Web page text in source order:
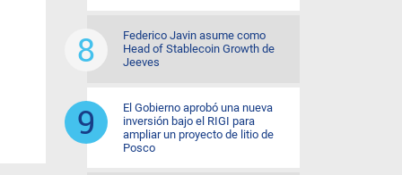
Federico Javin asume como
Head of Stablecoin Growth de
Jeeves
El Gobierno aprobó una nueva
inversión bajo el RIGI para
ampliar un proyecto de litio de
Posco